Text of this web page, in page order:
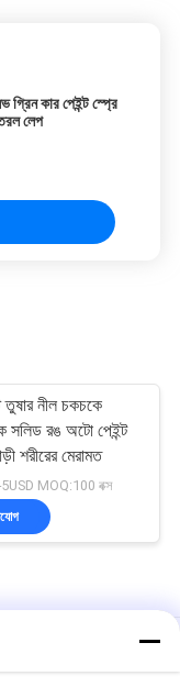
গ্রিন কার পেইন্ট স্প্রে
লেপ
নীল চকচকে
সলিড রঙ অটো পেইন্ট
শরীরের মেরামত
MOQ:100 বক্স